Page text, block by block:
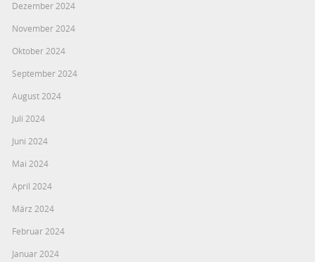
Dezember 2024
November 2024
Oktober 2024
September 2024
August 2024
Juli 2024
Juni 2024
Mai 2024
April 2024
März 2024
Februar 2024
Januar 2024